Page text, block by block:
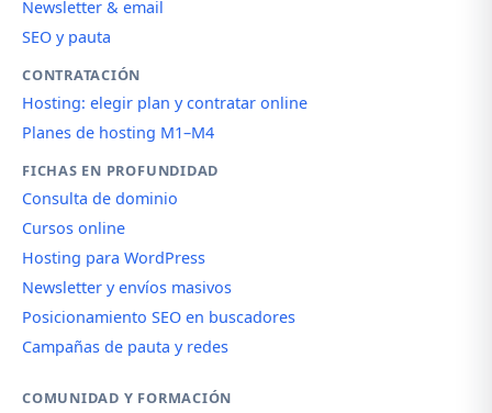
Newsletter & email
SEO y pauta
CONTRATACIÓN
Hosting: elegir plan y contratar online
Planes de hosting M1–M4
FICHAS EN PROFUNDIDAD
Consulta de dominio
Cursos online
Hosting para WordPress
Newsletter y envíos masivos
Posicionamiento SEO en buscadores
Campañas de pauta y redes
COMUNIDAD Y FORMACIÓN